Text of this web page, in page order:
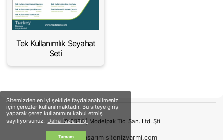
Sitemizden en iyi şekilde faydalanabilmeniz
için çerezler kullanılmaktadır. Bu siteye giriş
yaparak çerez kullanımını kabul etmiş
sayılıyorsunuz. Daha fazla bilgi
Tamam
Tek Kullanımlık Seyahat
Seti
© 2020 | Modelpak Tic. San. Ltd. Şti
web tasarım sitenizvarmi.com